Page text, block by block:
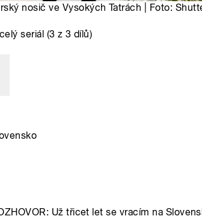
nosič ve Vysokých Tatrách | Foto:
seriál (3 z 3 dílů)
Už třicet let se vracím na